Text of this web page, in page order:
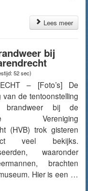
Lees meer
bij
52 sec)
– [Foto’s] De
van de tentoonstelling
bij de
Vereniging
(HVB) trok gisteren
veel bekijks.
waaronder
brachten
Hier is een …